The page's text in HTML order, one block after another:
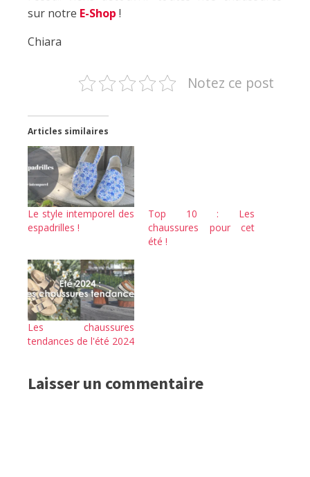
sur notre E-Shop !
Chiara
Notez ce post
Articles similaires
Le style intemporel des
espadrilles !
Top 10 : Les
chaussures pour cet
été !
Les chaussures
tendances de l'été 2024
Laisser un commentaire